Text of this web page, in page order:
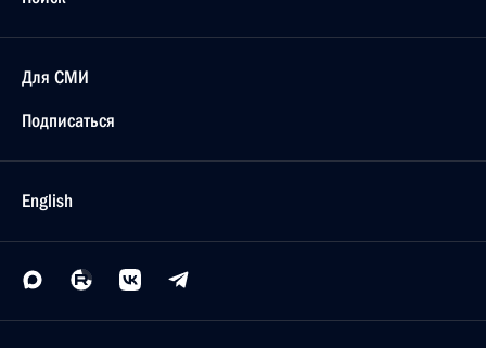
Для СМИ
Подписаться
English